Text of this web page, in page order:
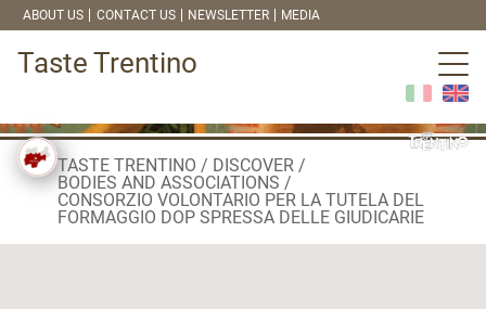
ABOUT US CONTACT US NEWSLETTER MEDIA
Taste Trentino
TASTE TRENTINO
DISCOVER
BODIES AND ASSOCIATIONS
CONSORZIO VOLONTARIO PER LA TUTELA DEL
FORMAGGIO DOP SPRESSA DELLE GIUDICARIE